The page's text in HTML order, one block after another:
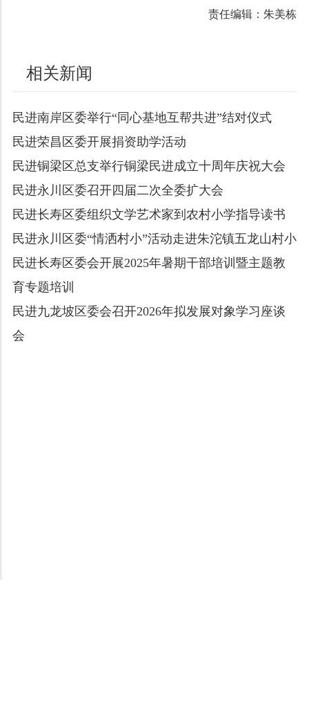
责任编辑：朱美栋
相关新闻
民进南岸区委举行“同心基地互帮共进”结对仪式
民进荣昌区委开展捐资助学活动
民进铜梁区总支举行铜梁民进成立十周年庆祝大会
民进永川区委召开四届二次全委扩大会
民进长寿区委组织文学艺术家到农村小学指导读书
民进永川区委“情洒村小”活动走进朱沱镇五龙山村小
民进长寿区委会开展2025年暑期干部培训暨主题教
育专题培训
民进九龙坡区委会召开2026年拟发展对象学习座谈
会